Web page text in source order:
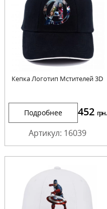
Кепка Логотип Мстителей 3D
Подробнее 452 грн.
Артикул: 16039